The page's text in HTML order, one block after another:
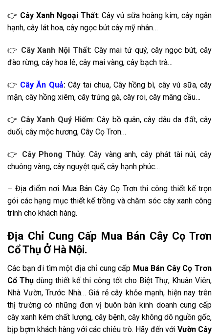
👉 Cây Xanh Ngoại Thất: Cây vú sữa hoàng kim, cây ngân
hạnh, cây lát hoa, cây ngọc bút cây mỹ nhân…
👉 Cây Xanh Nội Thất: Cây mai tứ quý, cây ngọc bút, cây
đào rừng, cây hoa lê, cây mai vàng, cây bạch trà…
👉 Cây Ăn Quả:Cây tai chua, Cây hồng bì, cây vú sữa, cây
mận, cây hồng xiêm, cây trứng gà, cây roi, cây mãng cầu…
👉 Cây Xanh Quý Hiếm: Cây bồ quân, cây dâu da đất, cây
duối, cây mộc hương, Cây Cọ Trơn…
👉 Cây Phong Thủy: Cây vàng anh, cây phát tài núi, cây
chuông vàng, cây nguyệt quế, cây hạnh phúc…
– Địa điểm nơi Mua Bán Cây Cọ Trơn thi công thiết kế trọn
gói các hạng mục thiết kế trồng và chăm sóc cây xanh công
trình cho khách hàng.
Địa Chỉ Cung Cấp Mua Bán Cây Cọ Trơn
Cổ Thụ Ở Hà Nội.
Các bạn đi tìmmột địa chỉ cung cấp Mua Bán Cây Cọ Trơn
Cổ Thụdùng thiết kế thi công tốt cho Biệt Thự, Khuân Viên,
Nhà Vườn, Trước Nhà… Giá rẻ cây khỏe mạnh, hiện nay trên
thị trường có những đơn vị buôn bán kinh doanh cung cấp
cây xanh kém chất lượng, cây bệnh, cây không dõ nguồn gốc,
bịp bợm khách hàng với các chiêu trò. Hãy đến với Vườn Cây